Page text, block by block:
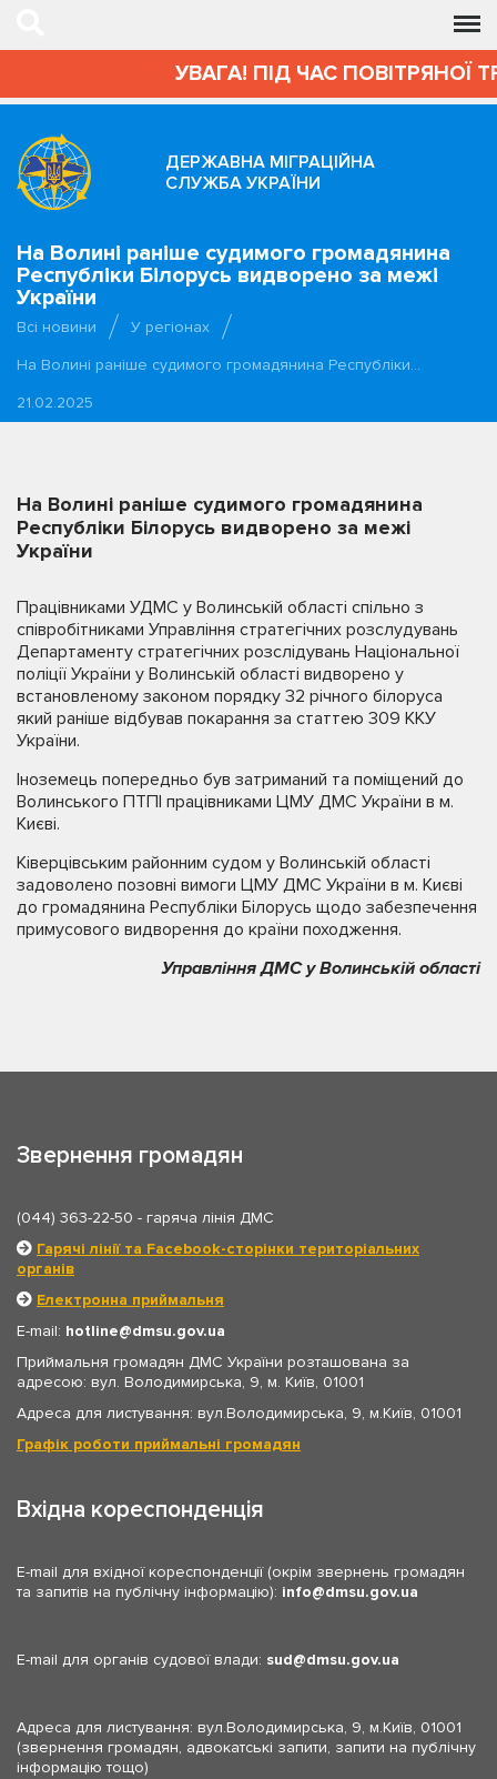
УВАГА! ПІД ЧАС ПОВІТРЯНОЇ
ДЕРЖАВНА МІГРАЦІЙНА
СЛУЖБА УКРАЇНИ
На Волині раніше судимого громадянина
Республіки Білорусь видворено за межі
України
Всі новини
У регіонах
На Волині раніше судимого громадянина Республіки…
21.02.2025
На Волині раніше судимого громадянина
Республіки Білорусь видворено за межі
України
Працівниками УДМС у Волинській області спільно з
співробітниками Управління стратегічних розслудувань
Департаменту стратегічних розслідувань Національної
поліції України у Волинській області видворено у
встановленому законом порядку 32 річного білоруса
який раніше відбував покарання за статтею 309 ККУ
України.
Іноземець попередньо був затриманий та поміщений до
Волинського ПТПІ працівниками ЦМУ ДМС України в м.
Києві.
Ківерцівським районним судом у Волинській області
задоволено позовні вимоги ЦМУ ДМС України в м. Києві
до громадянина Республіки Білорусь щодо забезпечення
примусового видворення до країни походження.
Управління ДМС у Волинській області
Звернення громадян
(044) 363-22-50 - гаряча лінія ДМС
Гарячі лінії та Facebook-сторінки територіальних
органів
Електронна приймальня
E-mail: hotline
dmsu.gov.ua
Приймальня громадян ДМС України розташована за
адресою: вул. Володимирська, 9, м. Київ, 01001
Адреса для листування: вул.Володимирська, 9, м.Київ, 01001
Графік роботи приймальні громадян
Вхідна кореспонденція
E-mail для вхідної кореспонденції (окрім звернень громадян
та запитів на публічну інформацію): info dmsu.gov.ua
E-mail для органів судової влади: sud dmsu.gov.ua
Адреса для листування: вул.Володимирська, 9, м.Київ, 01001
(звернення громадян, адвокатські запити, запити на публічну
інформацію тощо)